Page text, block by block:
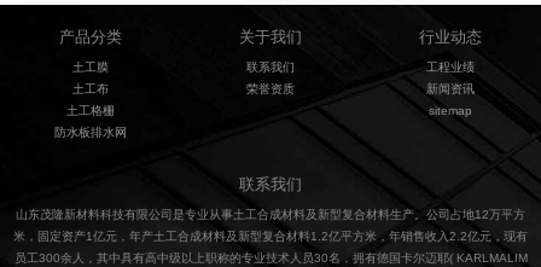
产品分类
土工膜
土工布
土工格栅
防水板排水网
关于我们
联系我们
荣誉资质
行业动态
工程业绩
新闻资讯
sitemap
联系我们
山东茂隆新材料科技有限公司是专业从事土工合成材料及新型复合材料生产。公司占地12万平方
米，固定资产1亿元，年产土工合成材料及新型复合材料1.2亿平方米，年销售收入2.2亿元，现有
员工300余人，其中具有高中级以上职称的专业技术人员30名，拥有德国卡尔迈耶( KARLMALIM